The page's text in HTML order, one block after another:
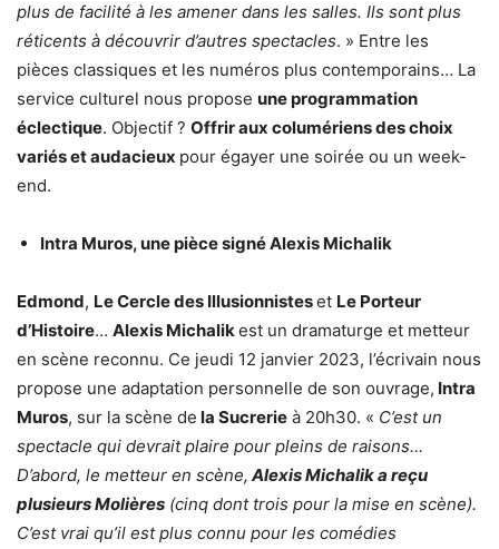
plus de facilité à les amener dans les salles. Ils sont plus
réticents à découvrir d’autres spectacles. » Entre les
pièces classiques et les numéros plus contemporains… La
service culturel nous propose une programmation
éclectique. Objectif ? Offrir aux columériens des choix
variés et audacieux pour égayer une soirée ou un week-
end.
Intra Muros, une pièce signé Alexis Michalik
Edmond, Le Cercle des Illusionnisteset Le Porteur
d’Histoire… Alexis Michalikest un dramaturge et metteur
en scène reconnu. Ce jeudi 12 janvier 2023, l’écrivain nous
propose une adaptation personnelle de son ouvrage, Intra
Muros, sur la scène de la Sucrerie à 20h30. « C’est un
spectacle qui devrait plaire pour pleins de raisons…
D’abord, le metteur en scène, Alexis Michalik a reçu
plusieurs Molières (cinq dont trois pour la mise en scène).
C’est vrai qu’il est plus connu pour les comédies